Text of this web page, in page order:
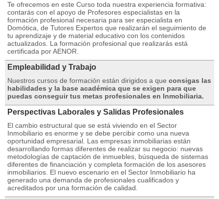
Te ofrecemos en este Curso toda nuestra experiencia formativa:
contarás con el apoyo de Profesores especialistas en la
formación profesional necesaria para ser especialista en
Domótica, de Tutores Expertos que realizarán el seguimiento de
tu aprendizaje y de material educativo con los contenidos
actualizados. La formación profesional que realizarás está
certificada por AENOR.
Empleabilidad y Trabajo
Nuestros cursos de formación están dirigidos a que consigas las
habilidades y la base académica que se exigen para que
puedas conseguir tus metas profesionales en Inmobiliaria.
Perspectivas Laborales y Salidas Profesionales
El cambio estructural que se está viviendo en el Sector
Inmobiliario es enorme y se debe percibir como una nueva
oportunidad empresarial. Las empresas inmobiliarias están
desarrollando formas diferentes de realizar su negocio: nuevas
metodologías de captación de inmuebles, búsqueda de sistemas
diferentes de financiación y completa formación de los asesores
inmobiliarios. El nuevo escenario en el Sector Inmobiliario ha
generado una demanda de profesionales cualificados y
acreditados por una formación de calidad.